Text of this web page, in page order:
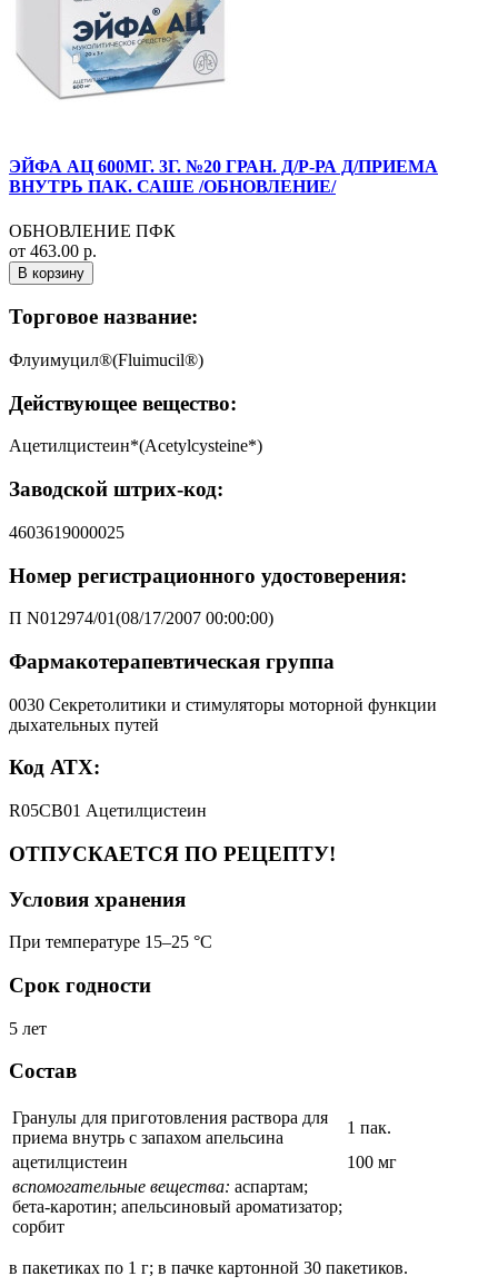
ЭЙФА АЦ 600МГ. 3Г. №20 ГРАН. Д/Р-РА Д/ПРИЕМА
ВНУТРЬ ПАК. САШЕ /ОБНОВЛЕНИЕ/
ОБНОВЛЕНИЕ ПФК
от 463.00 р.
В корзину
Торговое название:
Флуимуцил®(Fluimucil®)
Действующее вещество:
Ацетилцистеин*(Acetylcysteine*)
Заводской штрих-код:
4603619000025
Номер регистрационного удостоверения:
П N012974/01(08/17/2007 00:00:00)
Фармакотерапевтическая группа
0030 Секретолитики и стимуляторы моторной функции
дыхательных путей
Код АТХ:
R05CB01 Ацетилцистеин
ОТПУСКАЕТСЯ ПО РЕЦЕПТУ!
Условия хранения
При температуре 15–25 °C
Срок годности
5 лет
Состав
Гранулы для приготовления раствора для
приема внутрь с запахом апельсина
1 пак.
ацетилцистеин
100 мг
вспомогательные вещества: аспартам;
бета-каротин; апельсиновый ароматизатор;
сорбит
в пакетиках по 1 г; в пачке картонной 30 пакетиков.